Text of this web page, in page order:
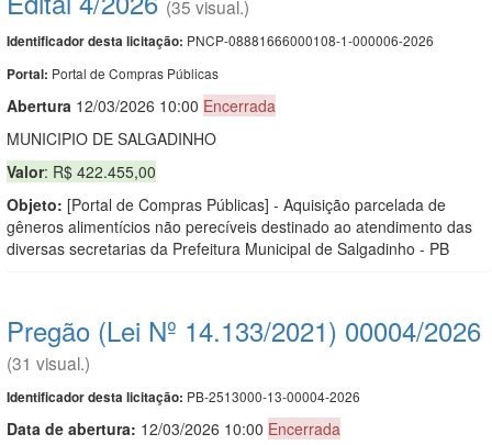
(35 visual.)
Identificador desta licitação: PNCP-08881666000108-1-000006-2026
Portal: Portal de Compras Públicas
Abertura 12/03/2026 10:00 Encerrada
MUNICIPIO DE SALGADINHO
Valor: R$ 422.455,00
Objeto: [Portal de Compras Públicas] - Aquisição parcelada de
gêneros alimentícios não perecíveis destinado ao atendimento das
diversas secretarias da Prefeitura Municipal de Salgadinho - PB
Pregão (Lei Nº 14.133/2021) 00004/2026
(31 visual.)
Identificador desta licitação: PB-2513000-13-00004-2026
Data de abertura: 12/03/2026 10:00 Encerrada